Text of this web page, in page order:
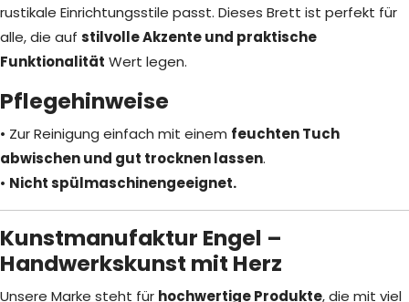
rustikale Einrichtungsstile passt. Dieses Brett ist perfekt für
alle, die auf stilvolle Akzente und praktische
Funktionalität Wert legen.
Pflegehinweise
• Zur Reinigung einfach mit einem feuchten Tuch
abwischen und gut trocknen lassen.
• Nicht spülmaschinengeeignet.
Kunstmanufaktur Engel –
Handwerkskunst mit Herz
Unsere Marke steht für hochwertige Produkte, die mit viel